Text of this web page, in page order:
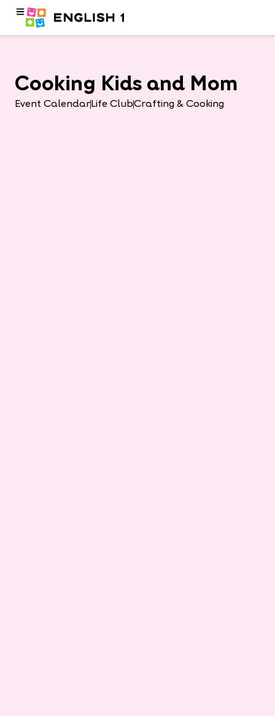
Cooking Kids and Mom
Event Calendar Life ClubCrafting & Cooking